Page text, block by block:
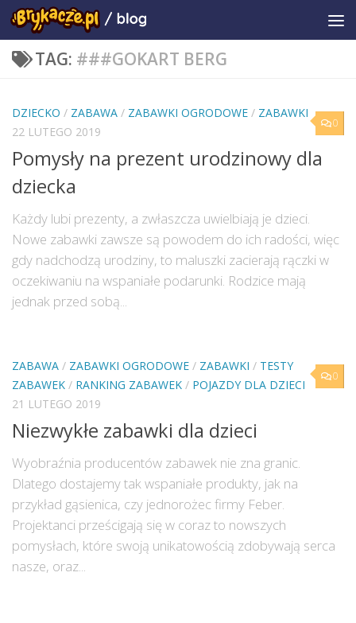
TAG: ###GOKART BERG
0
DZIECKO / ZABAWA / ZABAWKI OGRODOWE / ZABAWKI
22 LUTEGO 2019
Pomysły na prezent urodzinowy dla
dziecka
Każdy lubi prezenty, a zwłaszcza uwielbiają je dzieci.
Nowe zabawki zawsze są powodem do ich radości, więc
gdy nadchodzą urodziny, to maluszki zacierają rączki w
oczekiwaniu na wspaniałe podarunki. Rodzice mają
jednak przed sobą...
0
ZABAWA / ZABAWKI OGRODOWE / ZABAWKI / TESTY
ZABAWEK / RANKING ZABAWEK / POJAZDY DLA DZIECI
21 LUTEGO 2019
Niezwykłe zabawki dla dzieci
Wyobraźnia producentów zabawek nie zna granic.
Dlatego dostajemy tak wspaniałe produkty, jak na
przykład gąsienica, czy jednorożec firmy Feber.
Projektanci prześcigają się w coraz to nowszych
pomysłach, które swoją unikatowością zdobywają serca
nasze, oraz...